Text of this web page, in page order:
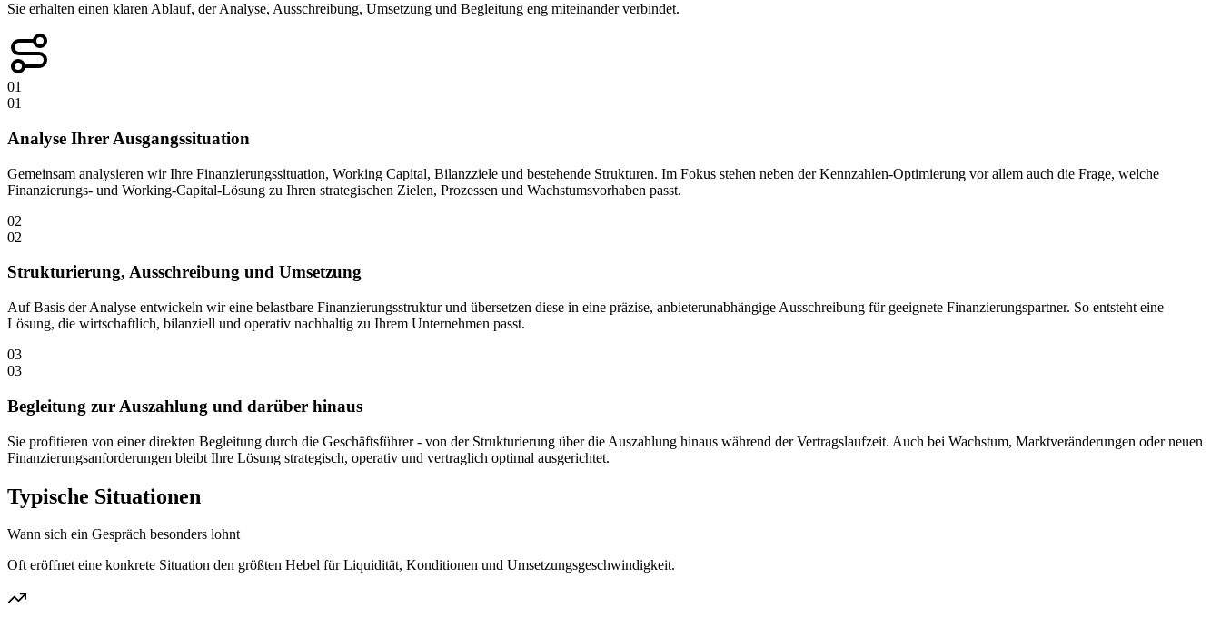
Sie erhalten einen klaren Ablauf, der Analyse, Ausschreibung, Umsetzung und Begleitung eng miteinander verbindet.
01
01
Analyse Ihrer Ausgangssituation
Gemeinsam analysieren wir Ihre Finanzierungssituation, Working Capital, Bilanzziele und bestehende Strukturen. Im Fokus stehen neben der Kennzahlen-Optimierung vor allem auch die Frage, welche
Finanzierungs- und Working-Capital-Lösung zu Ihren strategischen Zielen, Prozessen und Wachstumsvorhaben passt.
02
02
Strukturierung, Ausschreibung und Umsetzung
Auf Basis der Analyse entwickeln wir eine belastbare Finanzierungsstruktur und übersetzen diese in eine präzise, anbieterunabhängige Ausschreibung für geeignete Finanzierungspartner. So entsteht eine
Lösung, die wirtschaftlich, bilanziell und operativ nachhaltig zu Ihrem Unternehmen passt.
03
03
Begleitung zur Auszahlung und darüber hinaus
Sie profitieren von einer direkten Begleitung durch die Geschäftsführer - von der Strukturierung über die Auszahlung hinaus während der Vertragslaufzeit. Auch bei Wachstum, Marktveränderungen oder neuen
Finanzierungsanforderungen bleibt Ihre Lösung strategisch, operativ und vertraglich optimal ausgerichtet.
Typische Situationen
Wann sich ein Gespräch besonders lohnt
Oft eröffnet eine konkrete Situation den größten Hebel für Liquidität, Konditionen und Umsetzungsgeschwindigkeit.